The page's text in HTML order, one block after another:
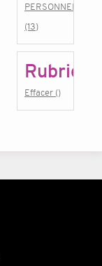
PERSONNEL
(13)
Rubrique
Effacer ()